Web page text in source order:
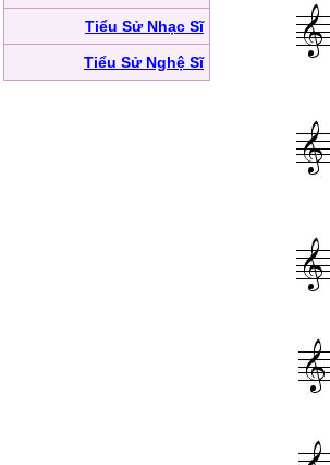
Tiểu Sử Nhạc Sĩ
Tiểu Sử Nghệ Sĩ